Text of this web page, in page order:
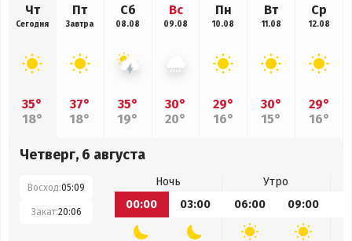
Чт
Сегодня
35°
18°
Пт
Завтра
37°
18°
Сб
08.08
35°
19°
Вс
09.08
30°
20°
Пн
10.08
29°
16°
Вт
11.08
30°
15°
Ср
12.08
29°
16°
Четверг, 6 августа
Восход:05:09
Закат:20:06
Ночь
Утро
00:00
03:00 06:00 09:00